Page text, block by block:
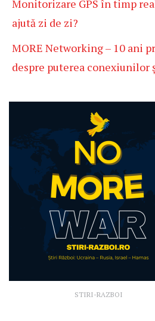
Monitorizare GPS în timp
ajută zi de zi?
MORE Networking – 10 ani
despre puterea
STIRI-RAZBOI